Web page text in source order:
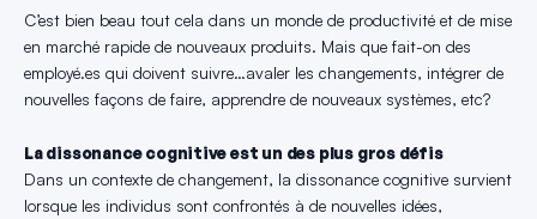
C’est bien beau tout cela dans un monde de productivité et de mise
en marché rapide de nouveaux produits. Mais que fait-on des
employé.es qui doivent suivre…avaler les changements, intégrer de
nouvelles façons de faire, apprendre de nouveaux systèmes, etc?
La dissonance cognitive est un des plus gros défis
Dans un contexte de changement, la dissonance cognitive survient
lorsque les individus sont confrontés à de nouvelles idées,